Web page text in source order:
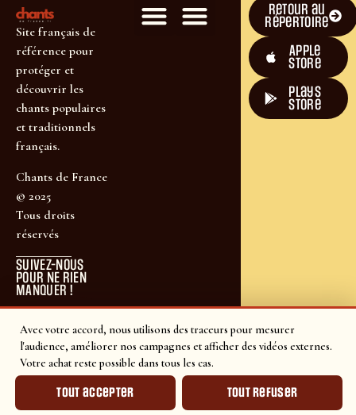
Avec votre accord, nous utilisons des traceurs pour mesurer
l'audience, améliorer nos campagnes et afficher des vidéos externes.
Votre achat reste possible dans tous les cas.
Tout accepter Tout refuser
Site français de
référence pour
protéger et
découvrir les
chants populaires
et traditionnels
français.
Chants de France
© 2025
Tous droits
réservés
SUIVEZ-NOUS
POUR NE RIEN
MANQUER !
Retour au
répertoire
Apple
Store
plays
store